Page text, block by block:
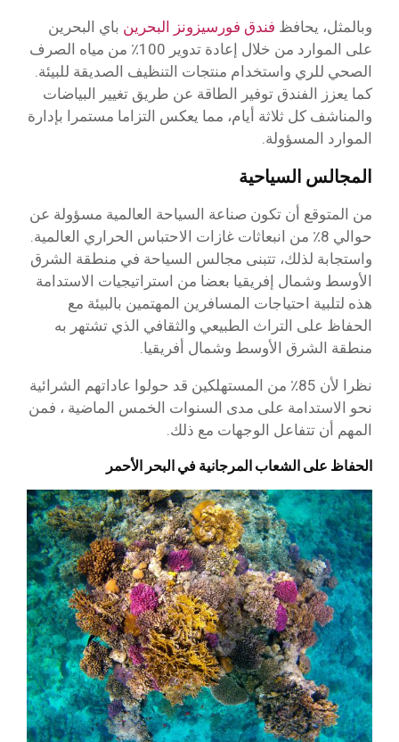
وبالمثل، يحافظ فندق فورسيزونز البحرين باي البحرين
على الموارد من خلال إعادة تدوير 100٪ من مياه الصرف
الصحي للري واستخدام منتجات التنظيف الصديقة للبيئة.
كما يعزز الفندق توفير الطاقة عن طريق تغيير البياضات
والمناشف كل ثلاثة أيام، مما يعكس التزاما مستمرا بإدارة
الموارد المسؤولة.
المجالس السياحية
من المتوقع أن تكون صناعة السياحة العالمية مسؤولة عن
حوالي 8٪ من انبعاثات غازات الاحتباس الحراري العالمية.
واستجابة لذلك، تتبنى مجالس السياحة في منطقة الشرق
الأوسط وشمال إفريقيا بعضا من استراتيجيات الاستدامة
هذه لتلبية احتياجات المسافرين المهتمين بالبيئة مع
الحفاظ على التراث الطبيعي والثقافي الذي تشتهر به
منطقة الشرق الأوسط وشمال أفريقيا.
نظرا لأن 85٪ من المستهلكين قد حولوا عاداتهم الشرائية
نحو الاستدامة على مدى السنوات الخمس الماضية ، فمن
المهم أن تتفاعل الوجهات مع ذلك.
الحفاظ على الشعاب المرجانية في البحر الأحمر